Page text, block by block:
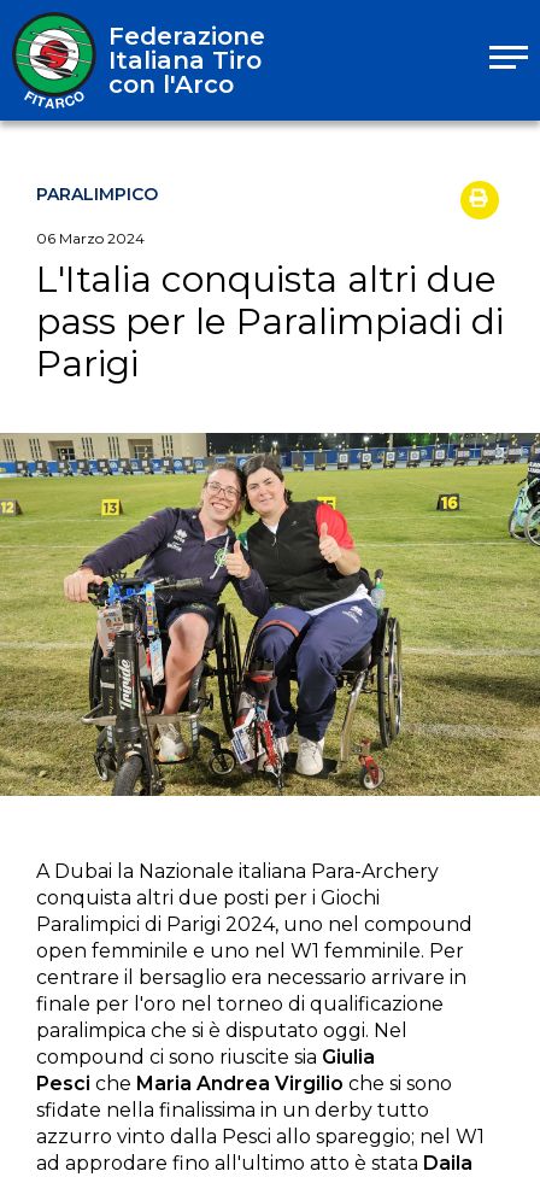
Federazione
Italiana Tiro
con l'Arco
PARALIMPICO
06 Marzo 2024
L'Italia conquista altri due
pass per le Paralimpiadi di
Parigi
A Dubai ​l​a Nazionale italiana Para-Archery
conquista altri due posti ​p​er i Giochi
Paralimpici di Parigi 2024, uno nel compound ​
open femminile e uno nel W1 femminile. Per
centrare ​il bersaglio era necessario arrivare in
finale per l'oro nel torneo di qualificazione
paralimpica ​che si è disputato oggi. Nel
compound ci sono riuscite sia Giulia
Pesci che Maria Andrea Virgilio che ​s​i sono
sfidate ​n​ella finalissima​ in un derby tutto
azzurro vinto dalla Pesci allo spareggio; nel W1
ad approdare fino all'ultimo atto è stata Daila